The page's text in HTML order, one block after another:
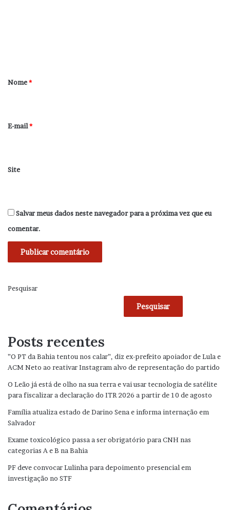
r
*
Nome*
E-mail*
Site
Salvar meus dados neste navegador para a próxima vez que eu
comentar.
Pesquisar
Pesquisar
Posts recentes
”O PT da Bahia tentou nos calar”, diz ex-prefeito apoiador de Lula e
ACM Neto ao reativar Instagram alvo de representação do partido
O Leão já está de olho na sua terra e vai usar tecnologia de satélite
para fiscalizar a declaração do ITR 2026 a partir de 10 de agosto
Família atualiza estado de Darino Sena e informa internação em
Salvador
Exame toxicológico passa a ser obrigatório para CNH nas
categorias A e B na Bahia
PF deve convocar Lulinha para depoimento presencial em
investigação no STF